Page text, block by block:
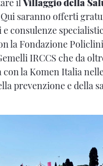
saranno offerti
consulenze
la Fondazione
IRCCS che da
la Komen Italia
prevenzione e della